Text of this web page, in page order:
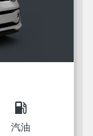
local_gas_station
汽油